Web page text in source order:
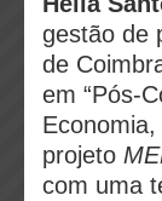
gestão de
de
em “Pós-
projeto
com uma